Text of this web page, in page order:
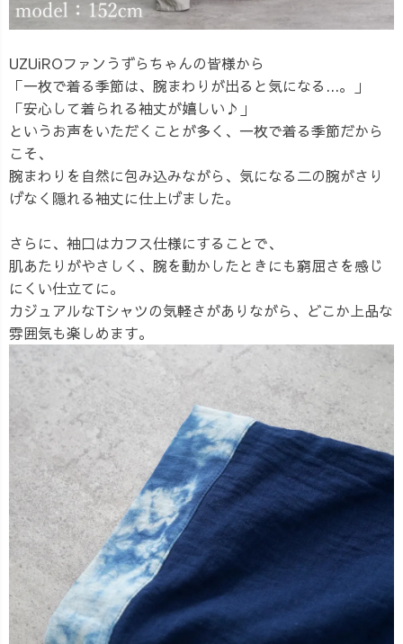
UZUiROファンうずらちゃんの皆様から
「一枚で着る季節は、腕まわりが出ると気になる...。」
「安心して着られる袖丈が嬉しい♪」
というお声をいただくことが多く、一枚で着る季節だから
こそ、
腕まわりを自然に包み込みながら、気になる二の腕がさり
げなく隠れる袖丈に仕上げました。
さらに、袖口はカフス仕様にすることで、
肌あたりがやさしく、腕を動かしたときにも窮屈さを感じ
にくい仕立てに。
カジュアルなTシャツの気軽さがありながら、どこか上品な
雰囲気も楽しめます。